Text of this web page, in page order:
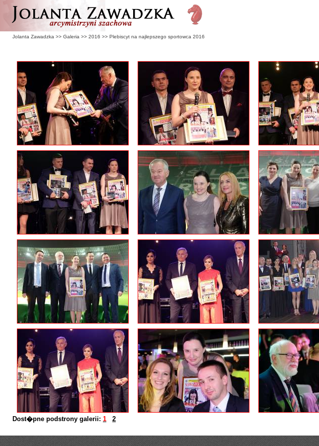
Jolanta Zawadzka >> Galeria >> 2016 >> Plebiscyt na najlepszego sportowca 2016
Dost�pne podstrony galerii: 1 2